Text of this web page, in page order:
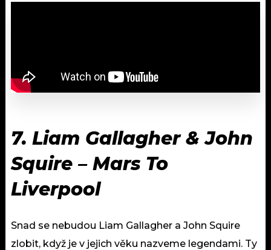
7. Liam Gallagher & John
Squire – Mars To
Liverpool
Snad se nebudou Liam Gallagher a John Squire
zlobit, když je v jejich věku nazveme legendami. Ty